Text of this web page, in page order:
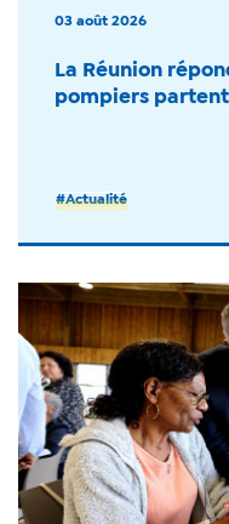
03 août 2026
La Réunion
pompiers
#Actualité